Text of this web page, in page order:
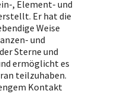
, Element- und
Er hat die
Weise
und
Sterne und
ermöglicht es
teilzuhaben.
Kontakt